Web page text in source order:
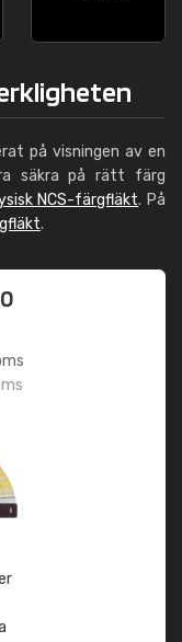
på visningen av en
säkra på rätt färg
NCS-färgfläkt. På
.